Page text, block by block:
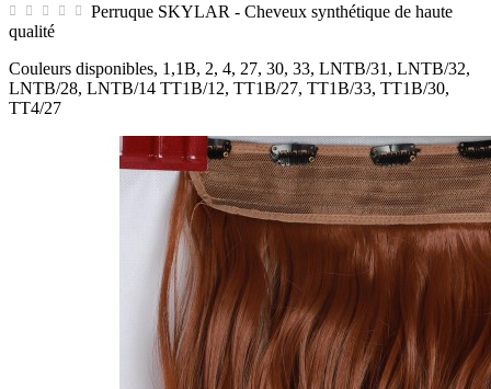
Perruque SKYLAR - Cheveux synthétique de haute
qualité
Couleurs disponibles, 1,1B, 2, 4, 27, 30, 33, LNTB/31, LNTB/32,
LNTB/28, LNTB/14 TT1B/12, TT1B/27, TT1B/33, TT1B/30,
TT4/27